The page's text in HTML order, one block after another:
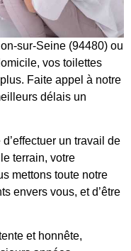
sur-Seine (94480) ou
vos toilettes
Faite appel à notre
délais un
un travail de
terrain, votre
mettons toute notre
envers vous, et d’être
et honnête,